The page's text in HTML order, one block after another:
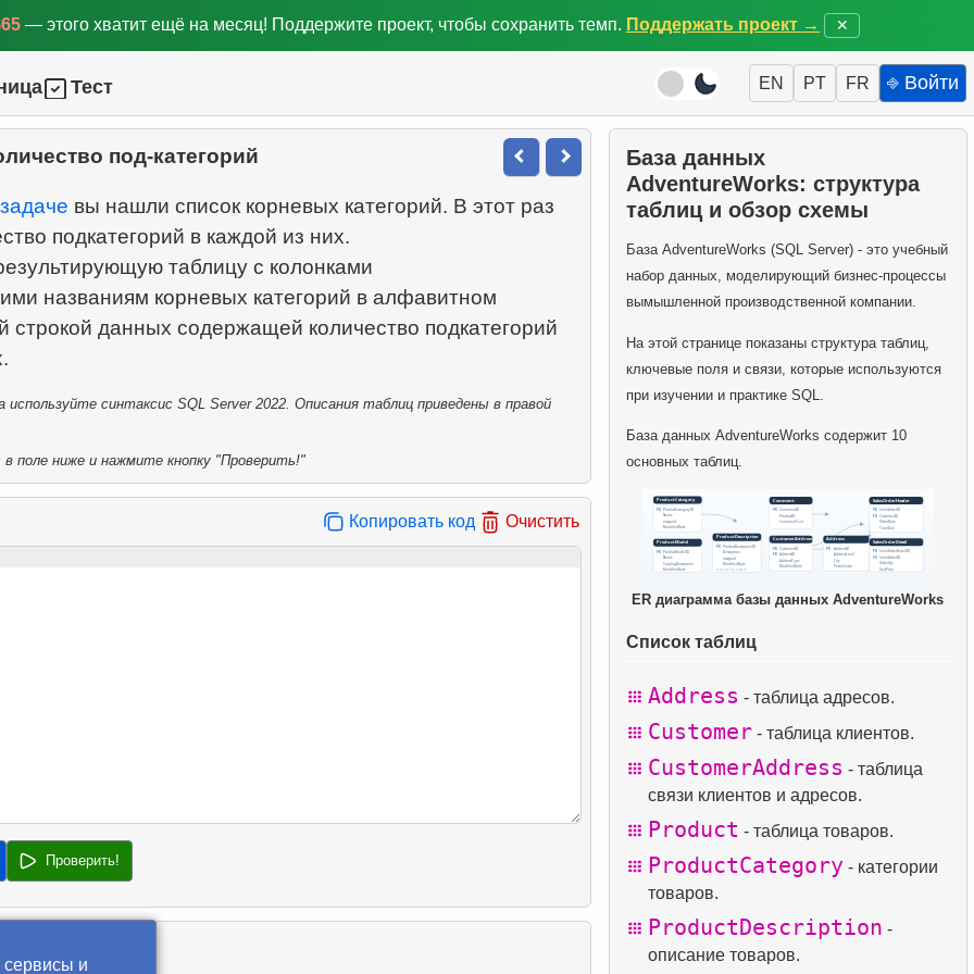
— этого хватит ещё на месяц! Поддержите проект, чтобы сохранить темп. Поддержать проект → ✕
Тест EN PT FR ⎆ Войти
под-категорий
вы нашли список корневых категорий. В этот раз
подкатегорий в каждой из них.
таблицу с колонками
названиям корневых категорий в алфавитном
строкой данных содержащей количество подкатегорий
синтаксис SQL Server 2022. Описания таблиц приведены в правой
поле ниже и нажмите кнопку "Проверить!"
Копировать код Очистить
Проверить!
База данных
AdventureWorks: структура
таблиц и обзор схемы
База AdventureWorks (SQL Server) - это учебный
набор данных, моделирующий бизнес-процессы
вымышленной производственной компании.
На этой странице показаны структура таблиц,
ключевые поля и связи, которые используются
при изучении и практике SQL.
База данных AdventureWorks содержит 10
основных таблиц.
ER диаграмма базы данных AdventureWorks
Список таблиц
Address - таблица адресов.
Customer - таблица клиентов.
CustomerAddress - таблица
связи клиентов и адресов.
Product - таблица товаров.
ProductCategory - категории
товаров.
ProductDescription -
описание товаров.
сервисы и